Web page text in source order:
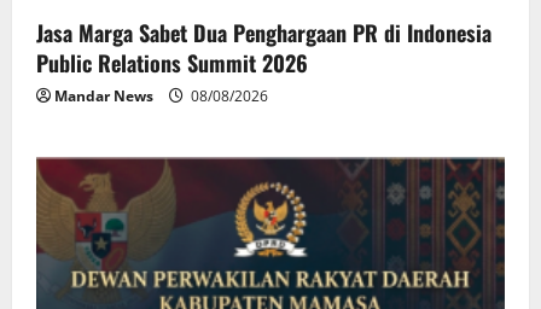
Jasa Marga Sabet Dua Penghargaan PR di Indonesia
Public Relations Summit 2026
Mandar News 08/08/2026